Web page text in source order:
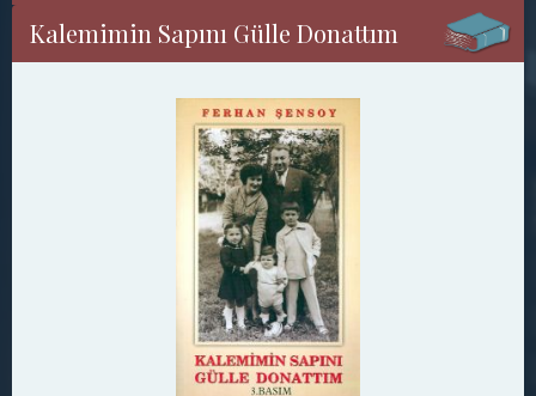
Kalemimin Sapını Gülle Donattım